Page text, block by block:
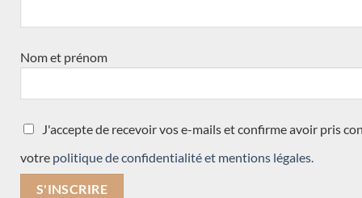
Régis Sala
Leonardo de Gregorio
Daniel Friederich
Gerardo Centonze
Nom et prénom
J'accepte de recevoir vos e-mails et confirme avoir pris
votre politique de confidentialité et mentions légales.